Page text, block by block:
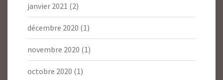
janvier 2021 (2)
décembre 2020 (1)
novembre 2020 (1)
octobre 2020 (1)